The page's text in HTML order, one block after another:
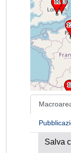
Salva